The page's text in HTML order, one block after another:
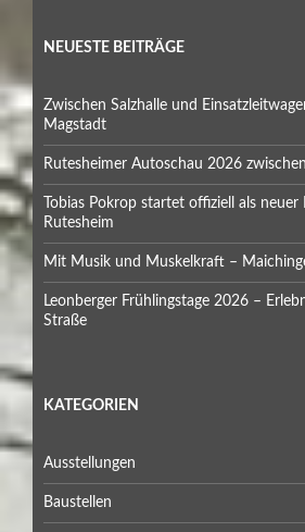
NEUESTE BEITRÄGE
Zwischen Salzhalle und
Magstadt
Rutesheimer Autoschau 2026
Tobias Pokrop startet offiziell als
Rutesheim
Mit Musik und Muskelkraft –
Leonberger Frühlingstage 2026 –
Straße
KATEGORIEN
Ausstellungen
Baustellen